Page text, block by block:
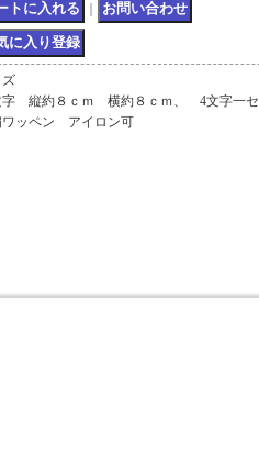
字 縦約８ｃｍ 横約８ｃｍ、 4文字一セ
ワッペン アイロン可